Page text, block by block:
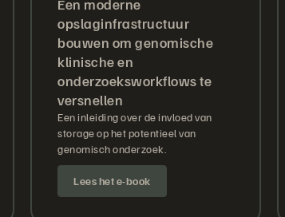
Een moderne
opslaginfrastructuur
bouwen om genomische
klinische en
onderzoeksworkflows te
versnellen
Een inleiding over de invloed van
storage op het potentieel van
genomisch onderzoek.
Lees het e-book